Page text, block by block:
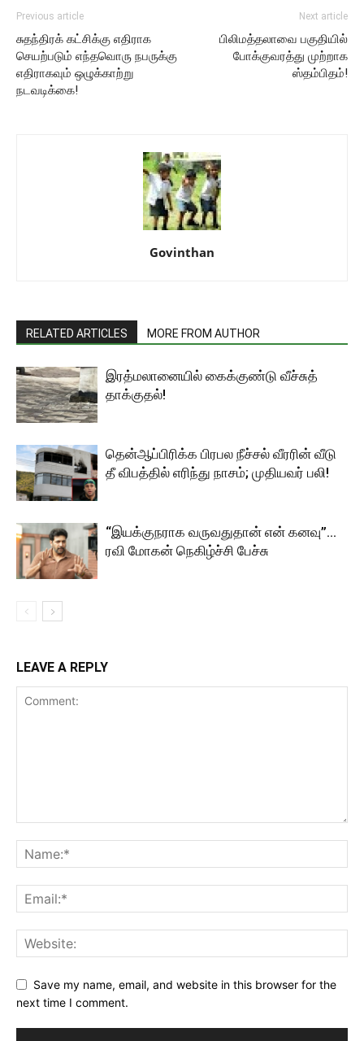
Previous article
சுதந்திரக் கட்சிக்கு எதிராக
செயற்படும் எந்தவொரு நபருக்கு
எதிராகவும் ஒழுக்காற்று
நடவடிக்கை!
Next article
பிலிமத்தலாவை பகுதியில்
போக்குவரத்து முற்றாக
ஸ்தம்பிதம்!
Govinthan
RELATED ARTICLES MORE FROM AUTHOR
இரத்மலானையில் கைக்குண்டு வீச்சுத்
தாக்குதல்!
தென்ஆப்பிரிக்க பிரபல நீச்சல் வீரரின் வீடு
தீ விபத்தில் எரிந்து நாசம்; முதியவர் பலி!
“இயக்குநராக வருவதுதான் என் கனவு”…
ரவி மோகன் நெகிழ்ச்சி பேச்சு
LEAVE A REPLY
Save my name, email, and website in this browser for the
next time I comment.